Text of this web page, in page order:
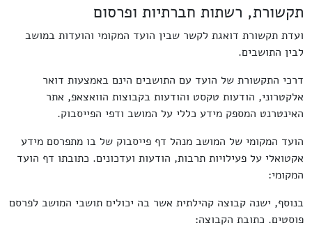
תקשורת, רשתות חברתיות ופרסום
ועדת תקשורת דואגת לקשר שבין הועד המקומי והועדות במושב
לבין התושבים.
דרכי התקשורת של הועד עם התושבים הינם באמצעות דואר
אלקטרוני, הודעות טקסט והודעות בקבוצות הוואצאפ, אתר
האינטרנט המספק מידע כללי על המושב ודפי הפייסבוק.
הועד המקומי של המושב מנהל דף פייסבוק של בו מתפרסם מידע
אקטואלי על פעילויות תרבות, הודעות ועדכונים. כתובתו דף הועד
המקומי:
בנוסף, ישנה קבוצה קהילתית אשר בה יכולים תושבי המושב לפרסם
פוסטים. כתובת הקבוצה: